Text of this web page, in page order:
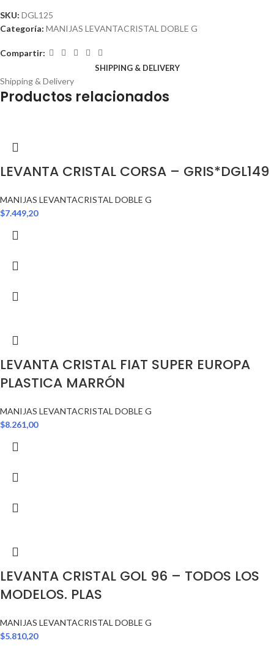
SKU: DGL125
Categoría: MANIJAS LEVANTACRISTAL DOBLE G
Compartir:
SHIPPING & DELIVERY
Shipping & Delivery
Productos relacionados
LEVANTA CRISTAL CORSA – GRIS*DGL149
MANIJAS LEVANTACRISTAL DOBLE G
$7.449,20
LEVANTA CRISTAL FIAT SUPER EUROPA
PLASTICA MARRÓN
MANIJAS LEVANTACRISTAL DOBLE G
$8.261,00
LEVANTA CRISTAL GOL 96 – TODOS LOS
MODELOS. PLAS
MANIJAS LEVANTACRISTAL DOBLE G
$5.810,20